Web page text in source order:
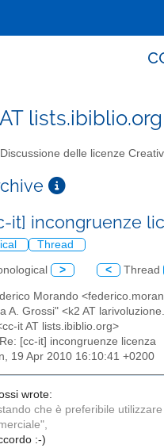
lists.ibiblio.org
Discussione delle licenze
it] incongruenze
Thread
> < Thread
Morando
A. Grossi" <k2 AT
it AT lists.ibiblio.org>
[cc-it] incongruenze licenza
19 Apr 2010 16:10:41 +0200
wrote:
che è preferibile
:-)